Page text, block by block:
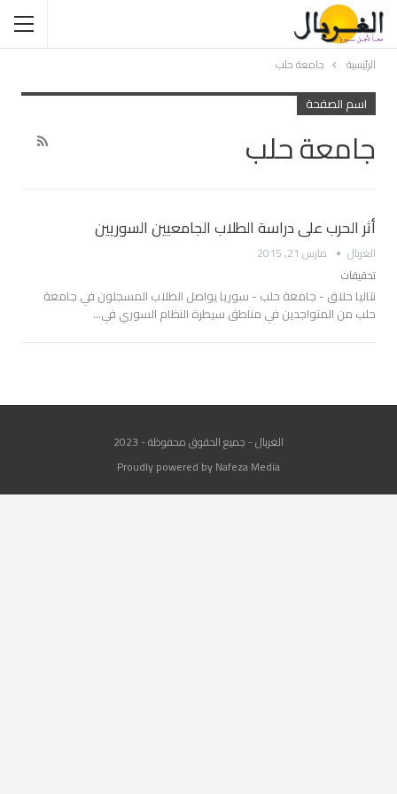
الرئيسية جامعة حلب
اسم الصفحة
جامعة حلب
أثر الحرب على دراسة الطلاب الجامعيين السوريين
الغربال
مارس 21, 2015
تحقيقات
نتاليا حلاق - جامعة حلب - سوريا يواصل الطلاب المسجلون في جامعة
حلب من المتواجدين في مناطق سيطرة النظام السوري في…
الغربال - جميع الحقوق محفوظة - 2023
Proudly powered by Nafeza Media